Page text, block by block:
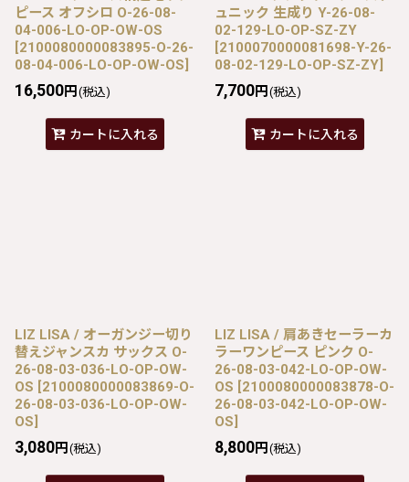
ピース オフシロ O-26-08-
04-006-LO-OP-OW-OS
[2100080000083895-O-26-
08-04-006-LO-OP-OW-OS]
16,500円 (税込)
カートに入れる
ュニック 生成り Y-26-08-
02-129-LO-OP-SZ-ZY
[2100070000081698-Y-26-
08-02-129-LO-OP-SZ-ZY]
7,700円 (税込)
カートに入れる
LIZ LISA / オーガンジー切り
替えジャンスカ サックス O-
26-08-03-036-LO-OP-OW-
OS [2100080000083869-O-
26-08-03-036-LO-OP-OW-
OS]
3,080円 (税込)
LIZ LISA / 肩あきセーラーカ
ラーワンピース ピンク O-
26-08-03-042-LO-OP-OW-
OS [2100080000083878-O-
26-08-03-042-LO-OP-OW-
OS]
8,800円 (税込)